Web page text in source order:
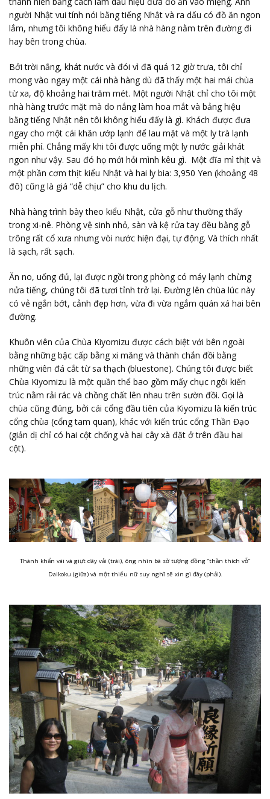
người Nhật vui tính nói bằng tiếng Nhật và ra dấu có đồ ăn ngon
lắm, nhưng tôi không hiểu đấy là nhà hàng nằm trên đường đi
hay bên trong chùa.
Bởi trời nắng, khát nước và đói vì đã quá 12 giờ trưa, tôi chỉ
mong vào ngay một cái nhà hàng dù đã thấy một hai mái chùa
từ xa, độ khoảng hai trăm mét. Một người Nhật chỉ cho tôi một
nhà hàng trước mặt mà do nắng làm hoa mắt và bảng hiệu
bằng tiếng Nhật nên tôi không hiểu đấy là gì. Khách được đưa
ngay cho một cái khăn ướp lạnh để lau mặt và một ly trà lạnh
miễn phí. Chẳng mấy khi tôi được uống một ly nước giải khát
ngon như vậy. Sau đó họ mới hỏi mình kêu gì. Một đĩa mì thịt và
một phần cơm thịt kiểu Nhật và hai ly bia: 3,950 Yen (khoảng 48
đô) cũng là giá “dễ chịu” cho khu du lịch.
Nhà hàng trình bày theo kiểu Nhật, cửa gỗ như thường thấy
trong xi-nê. Phòng vệ sinh nhỏ, sàn và kệ rửa tay đều bằng gỗ
trông rất cổ xưa nhưng vòi nước hiện đại, tự động. Và thích nhất
là sạch, rất sạch.
Ăn no, uống đủ, lại được ngồi trong phòng có máy lạnh chừng
nửa tiếng, chúng tôi đã tươi tỉnh trở lại. Đường lên chùa lúc này
có vẻ ngắn bớt, cảnh đẹp hơn, vừa đi vừa ngắm quán xá hai bên
đường.
Khuôn viên của Chùa Kiyomizu được cách biệt với bên ngoài
bằng những bậc cấp bằng xi măng và thành chắn đồi bằng
những viên đá cắt từ sa thạch (bluestone). Chúng tôi được biết
Chùa Kiyomizu là một quần thể bao gồm mấy chục ngôi kiến
trúc nằm rải rác và chồng chất lên nhau trên sườn đồi. Gọi là
chùa cũng đúng, bởi cái cổng đầu tiên của Kiyomizu là kiến trúc
cổng chùa (cổng tam quan), khác với kiến trúc cổng Thần Đạo
(giản dị chỉ có hai cột chống và hai cây xà đặt ở trên đầu hai
cột).
Thành khẩn vái và giựt dây vải (trái), ông nhìn bà sờ tượng đồng “thần thích vỗ”
Daikoku (giữa) và một thiếu nữ suy nghĩ sẽ xin gì đây (phải).